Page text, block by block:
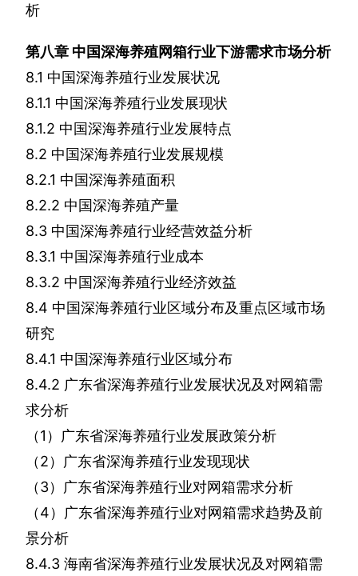
析
第八章 中国深海养殖网箱行业下游需求市场分析
8.1 中国深海养殖行业发展状况
8.1.1 中国深海养殖行业发展现状
8.1.2 中国深海养殖行业发展特点
8.2 中国深海养殖行业发展规模
8.2.1 中国深海养殖面积
8.2.2 中国深海养殖产量
8.3 中国深海养殖行业经营效益分析
8.3.1 中国深海养殖行业成本
8.3.2 中国深海养殖行业经济效益
8.4 中国深海养殖行业区域分布及重点区域市场
研究
8.4.1 中国深海养殖行业区域分布
8.4.2 广东省深海养殖行业发展状况及对网箱需
求分析
（1 ）广东省深海养殖行业发展政策分析
（2）广东省深海养殖行业发现现状
（3）广东省深海养殖行业对网箱需求分析
（4）广东省深海养殖行业对网箱需求趋势及前
景分析
8.4.3 海南省深海养殖行业发展状况及对网箱需